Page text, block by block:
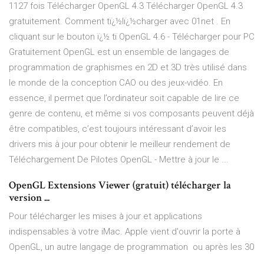
1127 fois Télécharger OpenGL 4.3 Télécharger OpenGL 4.3
gratuitement. Comment tï¿½lï¿½charger avec 01net . En
cliquant sur le bouton ï¿½ tï OpenGL 4.6 - Télécharger pour PC
Gratuitement OpenGL est un ensemble de langages de
programmation de graphismes en 2D et 3D très utilisé dans
le monde de la conception CAO ou des jeux-vidéo. En
essence, il permet que l’ordinateur soit capable de lire ce
genre de contenu, et même si vos composants peuvent déjà
être compatibles, c’est toujours intéressant d’avoir les
drivers mis à jour pour obtenir le meilleur rendement de
Téléchargement De Pilotes OpenGL - Mettre à jour le ...
OpenGL Extensions Viewer (gratuit) télécharger la
version ...
Pour télécharger les mises à jour et applications
indispensables à votre iMac. Apple vient d'ouvrir la porte à
OpenGL, un autre langage de programmation ou après les 30